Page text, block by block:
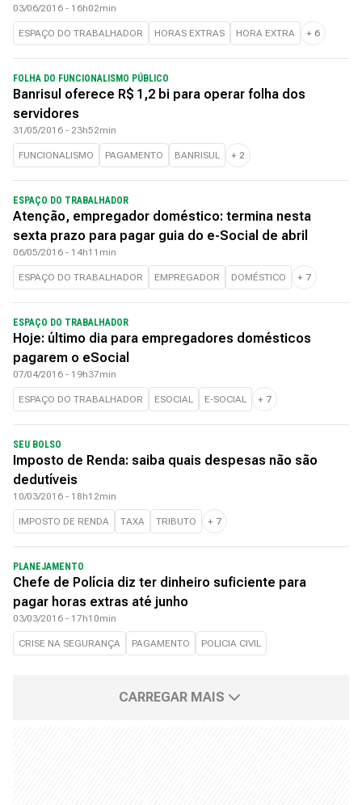
03/06/2016 - 16h02min
ESPAÇO DO TRABALHADOR HORAS EXTRAS HORA EXTRA + 6
FOLHA DO FUNCIONALISMO PÚBLICO
Banrisul oferece R$ 1,2 bi para operar folha dos
servidores
31/05/2016 - 23h52min
FUNCIONALISMO PAGAMENTO BANRISUL + 2
ESPAÇO DO TRABALHADOR
Atenção, empregador doméstico: termina nesta
sexta prazo para pagar guia do e-Social de abril
06/05/2016 - 14h11min
ESPAÇO DO TRABALHADOR EMPREGADOR DOMÉSTICO + 7
ESPAÇO DO TRABALHADOR
Hoje: último dia para empregadores domésticos
pagarem o eSocial
07/04/2016 - 19h37min
ESPAÇO DO TRABALHADOR ESOCIAL E-SOCIAL + 7
SEU BOLSO
Imposto de Renda: saiba quais despesas não são
dedutíveis
10/03/2016 - 18h12min
IMPOSTO DE RENDA TAXA TRIBUTO + 7
PLANEJAMENTO
Chefe de Polícia diz ter dinheiro suficiente para
pagar horas extras até junho
03/03/2016 - 17h10min
CRISE NA SEGURANÇA PAGAMENTO POLICIA CIVIL
CARREGAR MAIS